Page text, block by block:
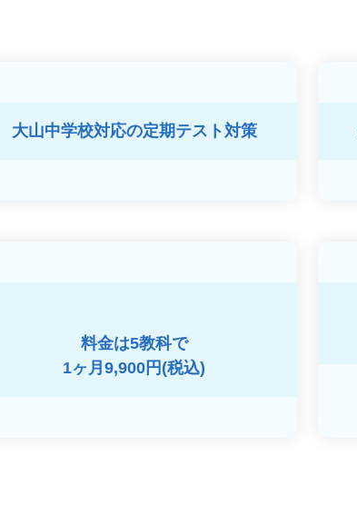
大山中学校対応の定期テスト対策
料金は5教科で
1ヶ月9,900円(税込)